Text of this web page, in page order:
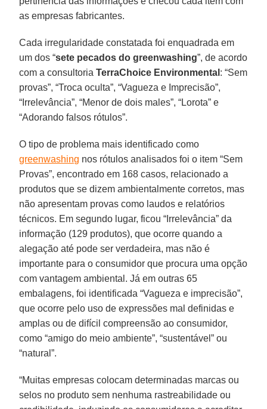
as empresas fabricantes.
Cada irregularidade constatada foi enquadrada em
um dos “sete pecados do greenwashing”, de acordo
com a consultoriaTerraChoice Environmental : “Sem
provas”, “Troca oculta”, “Vagueza e Imprecisão”,
“Irrelevância”, “Menor de dois males”, “Lorota” e
“Adorando falsos rótulos”.
O tipo de problema mais identificado como
greenwashing nos rótulos analisados foi o item “Sem
Provas”, encontrado em 168 casos, relacionado a
produtos que se dizem ambientalmente corretos, mas
não apresentam provas como laudos e relatórios
técnicos. Em segundo lugar, ficou “Irrelevância” da
informação (129 produtos), que ocorre quando a
alegação até pode ser verdadeira, mas não é
importante para o consumidor que procura uma opção
com vantagem ambiental. Já em outras 65
embalagens, foi identificada “Vagueza e imprecisão”,
que ocorre pelo uso de expressões mal definidas e
amplas ou de difícil compreensão ao consumidor,
como “amigo do meio ambiente”, “sustentável” ou
“natural”.
“Muitas empresas colocam determinadas marcas ou
selos no produto sem nenhuma rastreabilidade ou